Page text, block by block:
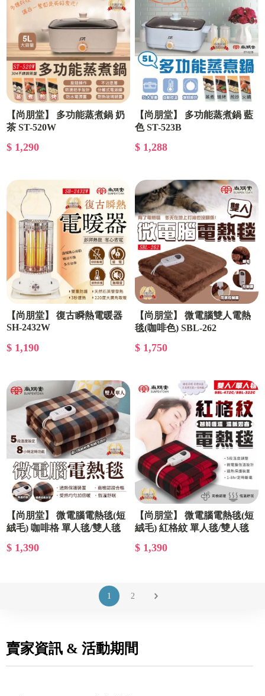
【尚朋堂】 多功能蒸煮鍋 奶
茶 ST-520W
$ 1,290
【尚朋堂】 多功能蒸煮鍋 藍
色 ST-523B
$ 1,288
【尚朋堂】 復古瞬熱電暖器
SH-2432W
$ 1,190
【尚朋堂】 微電腦雙人電熱
毯(咖啡色) SBL-262
$ 1,750
【尚朋堂】 微電腦電熱毯(短
絨毛) 咖啡格 單人毯/雙人毯
$ 1,390
【尚朋堂】 微電腦電熱毯(短
絨毛) 紅格紋 單人毯/雙人毯
$ 1,390
1 2
賣家資訊 & 活動期間